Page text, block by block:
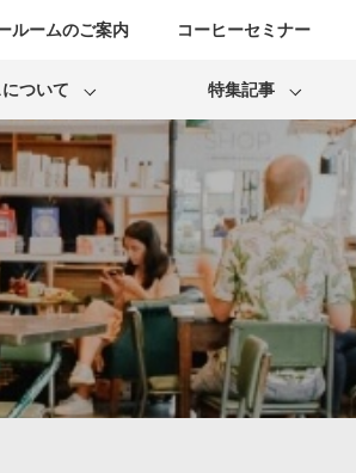
ルームのご案内 コーヒーセミナー
Bonmac La Marzocco
ついて
タル
ト
ンについて
案内
特集記事
人気店レポート
お役立ちコラム